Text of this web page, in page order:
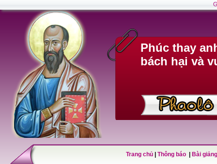
Phúc thay
bách hại và
Trang chủ Thông báo Bài